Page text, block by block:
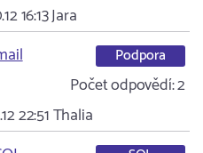
16:13Jara
Podpora
Počet odpovědí:2
22:51Thalia